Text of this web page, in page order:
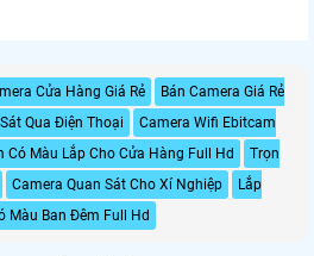
Cửa Hàng Giá Rẻ
Bán Camera Giá Rẻ
Qua Điện Thoại
Camera Wifi Ebitcam
Có Màu Lắp Cho Cửa Hàng Full Hd
Trọn
Camera Quan Sát Cho Xí Nghiệp
Lắp
Màu Ban Đêm Full Hd